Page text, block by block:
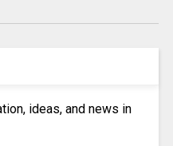
ideas, and news in